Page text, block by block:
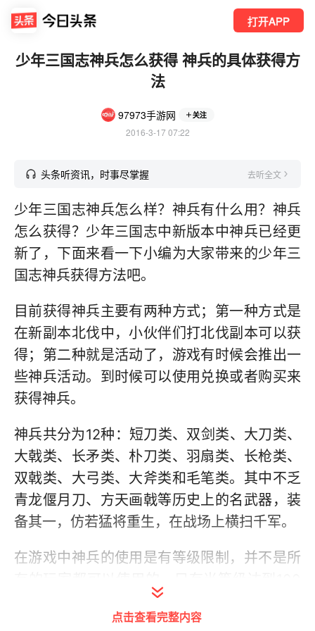
打开APP
少年三国志神兵怎么获得 神兵的具体获得方
法
97973手游网 关注
2016-3-17 07:22
头条听资讯，时事尽掌握 去听全文
少年三国志神兵怎么样？神兵有什么用？神兵
怎么获得？少年三国志中新版本中神兵已经更
新了，下面来看一下小编为大家带来的少年三
国志神兵获得方法吧。
目前获得神兵主要有两种方式；第一种方式是
在新副本北伐中，小伙伴们打北伐副本可以获
得；第二种就是活动了，游戏有时候会推出一
些神兵活动。到时候可以使用兑换或者购买来
获得神兵。
神兵共分为12种：短刀类、双剑类、大刀类、
大戟类、长矛类、朴刀类、羽扇类、长枪类、
双戟类、大弓类、大斧类和毛笔类。其中不乏
青龙偃月刀、方天画戟等历史上的名武器，装
备其一，仿若猛将重生，在战场上横扫千军。
在游戏中神兵的使用是有等级限制，并不是所
级的才可以使用，而这个阶段只能使用1阶跟2
阶的神兵，达到105级的时候才可以使用3阶
点击查看完整内容